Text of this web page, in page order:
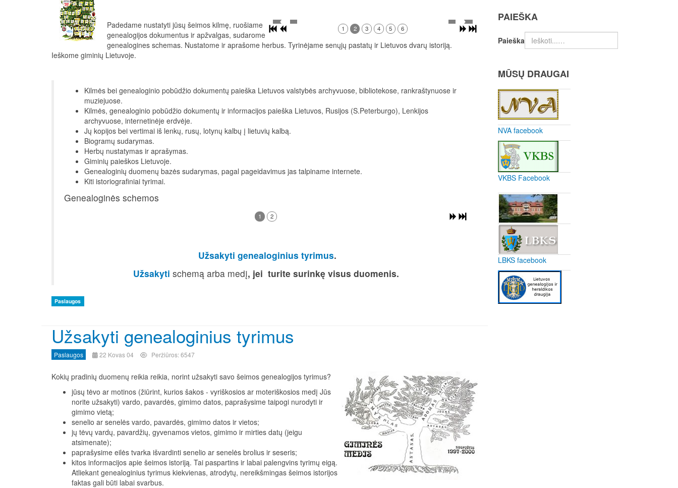
1 2 3 4 5 6
Padedame nustatyti jūsų šeimos kilmę, ruošiame
genealogijos dokumentus ir apžvalgas, sudarome
genealogines schemas. Nustatome ir aprašome herbus. Tyrinėjame senųjų pastatų ir Lietuvos dvarų istoriją.
Ieškome giminių Lietuvoje.
Kilmės bei genealoginio pobūdžio dokumentų paieška Lietuvos valstybės archyvuose, bibliotekose, rankraštynuose ir
muziejuose.
Kilmės, genealoginio pobūdžio dokumentų ir informacijos paieška Lietuvos, Rusijos (S.Peterburgo), Lenkijos
archyvuose, internetinėje erdvėje.
Jų kopijos bei vertimai iš lenkų, rusų, lotynų kalbų į lietuvių kalbą.
Biogramų sudarymas.
Herbų nustatymas ir aprašymas.
Giminių paieškos Lietuvoje.
Genealoginių duomenų bazės sudarymas, pagal pageidavimus jas talpiname internete.
Kiti istoriografiniai tyrimai.
Genealoginės schemos
1 2
Užsakyti genealoginius tyrimus.
Užsakyti schemą arba medį, jei turite surinkę visus duomenis.
Paslaugos
Užsakyti genealoginius tyrimus
Paslaugos 22 Kovas 04 Peržiūros: 6547
Kokių pradinių duomenų reikia reikia, norint užsakyti savo šeimos genealogijos tyrimus?
jūsų tėvo ar motinos (žiūrint, kurios šakos - vyriškosios ar moteriškosios medį Jūs
norite užsakyti) vardo, pavardės, gimimo datos, paprašysime taipogi nurodyti ir
gimimo vietą;
senelio ar senelės vardo, pavardės, gimimo datos ir vietos;
jų tėvų vardų, pavardžių, gyvenamos vietos, gimimo ir mirties datų (jeigu
atsimenate);
paprašysime eilės tvarka išvardinti senelio ar senelės brolius ir seseris;
kitos informacijos apie šeimos istoriją. Tai paspartins ir labai palengvins tyrimų eigą.
Atliekant genealoginius tyrimus kiekvienas, atrodytų, nereikšmingas šeimos istorijos
faktas gali būti labai svarbus.
PAIEŠKA
Paieška
MŪSŲ DRAUGAI
NVA facebook
VKBS Facebook
LBKS facebook